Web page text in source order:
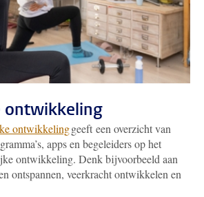
ontwikkeling
ontwikkelinggeeft een overzicht van
apps en begeleiders op het
ontwikkeling. Denk bijvoorbeeld aan
ontspannen, veerkracht ontwikkelen en